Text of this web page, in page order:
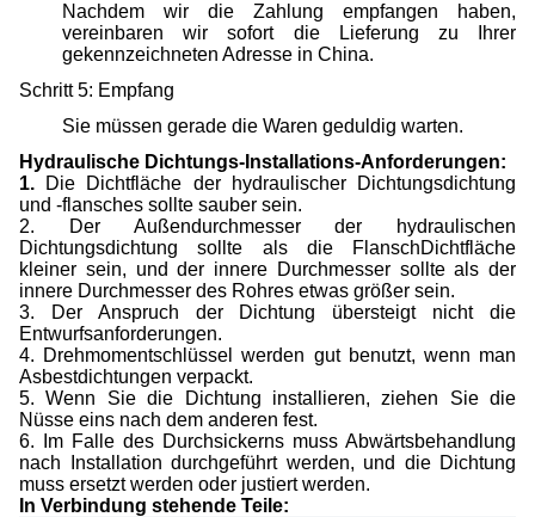
Nachdem wir die Zahlung empfangen haben,
vereinbaren wir sofort die Lieferung zu Ihrer
gekennzeichneten Adresse in China.
Schritt 5: Empfang
Sie müssen gerade die Waren geduldig warten.
Hydraulische Dichtungs-Installations-Anforderungen:
1.
Die Dichtfläche der hydraulischer Dichtungsdichtung
und -flansches sollte sauber sein.
2. Der Außendurchmesser der hydraulischen
Dichtungsdichtung sollte als die FlanschDichtfläche
kleiner sein, und der innere Durchmesser sollte als der
innere Durchmesser des Rohres etwas größer sein.
3. Der Anspruch der Dichtung übersteigt nicht die
Entwurfsanforderungen.
4. Drehmomentschlüssel werden gut benutzt, wenn man
Asbestdichtungen verpackt.
5. Wenn Sie die Dichtung installieren, ziehen Sie die
Nüsse eins nach dem anderen fest.
6. Im Falle des Durchsickerns muss Abwärtsbehandlung
nach Installation durchgeführt werden, und die Dichtung
muss ersetzt werden oder justiert werden.
In Verbindung stehende Teile: